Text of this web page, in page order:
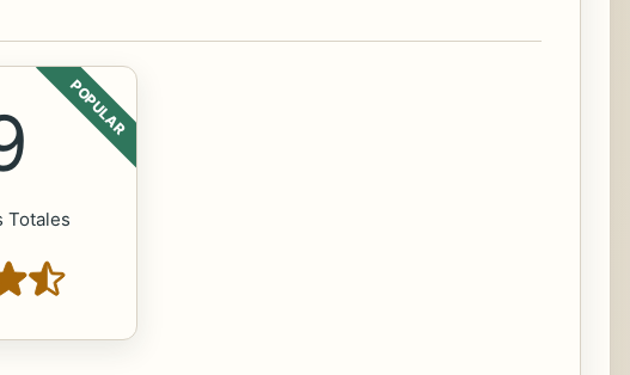
POPULAR
Totales